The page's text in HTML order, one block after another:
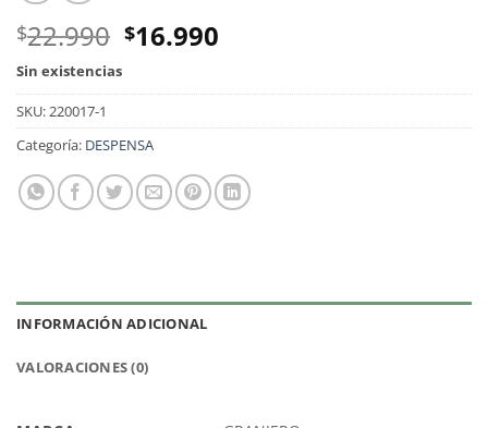
$22.990 El
original
$22.990.
$16.990
actual
$16.990.
Sin existencias
SKU: 220017-1
Categoría: DESPENSA
INFORMACIÓN ADICIONAL
VALORACIONES (0)